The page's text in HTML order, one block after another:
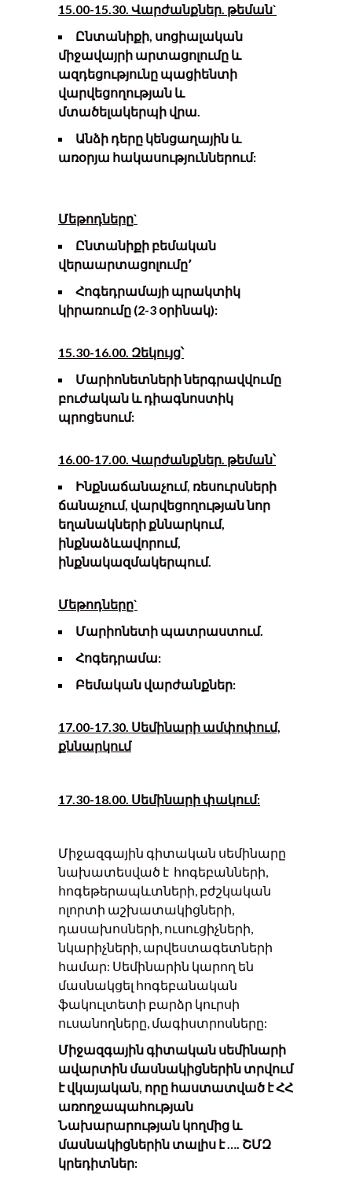
15.00-15.30. Վարժանքներ. թեման`
Ընտանիքի, սոցիալական
միջավայրի արտացոլումը և
ազդեցությունը պացիենտի
վարվեցողության և
մտածելակերպի վրա.
Անձի դերը կենցաղային և
առօրյա հակասություններում:
Մեթոդները`
Ընտանիքի բեմական
վերաարտացոլումը՚
Հոգեդրամայի պրակտիկ
կիրառումը (2-3 օրինակ):
15.30-16.00. Զեկույց՝
Մարիոնետների ներգրավվումը
բուժական և դիագնոստիկ
պրոցեսում:
16.00-17.00. Վարժանքներ . թեման՝
Ինքնաճանաչում, ռեսուրսների
ճանաչում, վարվեցողության նոր
եղանակների քննարկում,
ինքնաձևավորում,
ինքնակազմակերպում.
Մեթոդները`
Մարիոնետի պատրաստում.
Հոգեդրամա:
Բեմական վարժանքներ:
17.00-17.30. Սեմինարի ամփոփում,
քննարկում
17.30-18.00. Սեմինարի փակում:
Միջազգային գիտական սեմինարը
նախատեսված է հոգեբանների,
հոգեթերապևտների, բժշկական
ոլորտի աշխատակիցների,
դասախոսների, ուսուցիչների,
նկարիչների, արվեստագետների
համար: Սեմինարին կարող են
մասնակցել հոգեբանական
ֆակուլտետի բարձր կուրսի
ուսանողները, մագիստրոսները:
Միջազգային գիտական սեմինարի
ավարտին մասնակիցներին տրվում
է վկայական որը հաստատված է ՀՀ
առողջապահության
Նախարարության կողմից և
մասնակիցներին տալիս է …. ՇՄԶ
կրեդիտներ: